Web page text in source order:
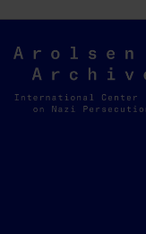
Arolsen
Archives